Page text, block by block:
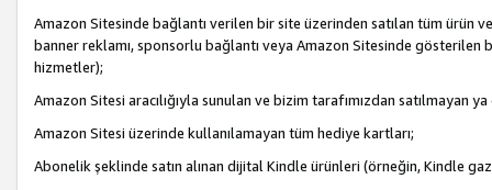
Amazon Sitesinde bağlantı verilen bir site üzerinden satılan tüm ürün
banner reklamı, sponsorlu bağlantı veya Amazon Sitesinde gösterilen
hizmetler);
Amazon Sitesi aracılığıyla sunulan ve bizim tarafımızdan satılmayan
Amazon Sitesi üzerinde kullanılamayan tüm hediye kartları;
Abonelik şeklinde satın alınan dijital Kindle ürünleri (örneğin, Kindle